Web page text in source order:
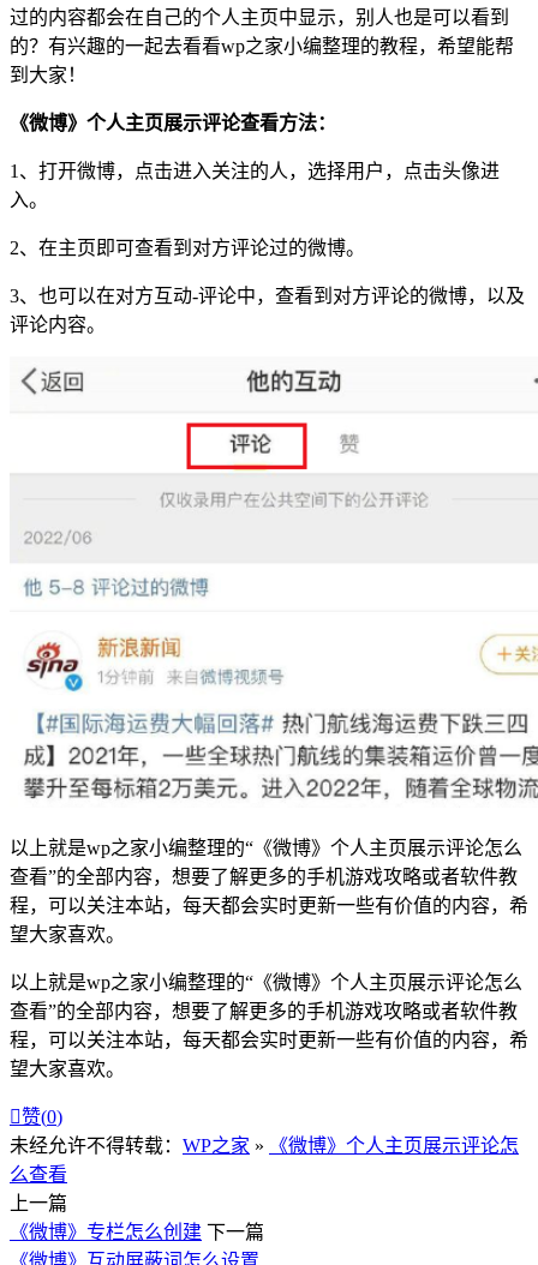
过的内容都会在自己的个人主页中显示，别人也是可以看到
的？ 有兴趣的一起去看看wp之家小编整理的教程，希望能帮
到大家！
《微博》个人主页展示评论查看方法：
1 、打开微博， 点击进入关注的人，选择用户，点击头像进
入。
2、在主页即可查看到对方评论过的微博。
3、也可以在对方互动-评论中，查看到对方评论的微博，以及
评论内容。
以上就是wp之家小编整理的“ 《微博》个人主页展示评论怎么
查看”的全部内容，想要了解更多的手机游戏攻略或者软件教
程，可以关注本站，每天都会实时更新一些有价值的内容，希
望大家喜欢。
以上就是wp之家小编整理的“《微博》个人主页展示评论怎么
查看”的全部内容，想要了解更多的手机游戏攻略或者软件教
程，可以关注本站，每天都会实时更新一些有价值的内容，希
望大家喜欢。
赞(0)
未经允许不得转载： WP之家 »
《微博》个人主页展示评论怎
么查看
上一篇
《微博》专栏怎么创建 下一篇
《微博》互动屏蔽词怎么设置